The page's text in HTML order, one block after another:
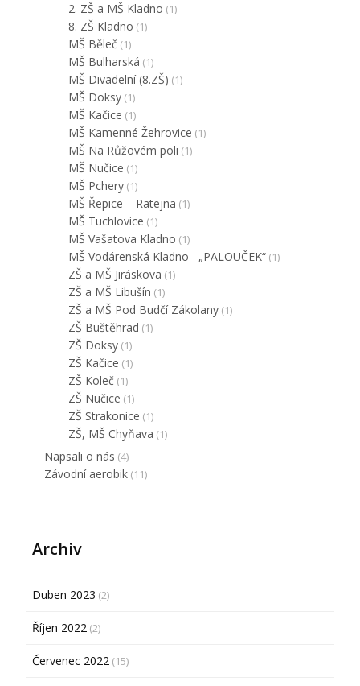
2. ZŠ a MŠ Kladno (1)
8. ZŠ Kladno (1)
MŠ Běleč (1)
MŠ Bulharská (1)
MŠ Divadelní (8.ZŠ) (1)
MŠ Doksy (1)
MŠ Kačice (1)
MŠ Kamenné Žehrovice (1)
MŠ Na Růžovém poli (1)
MŠ Nučice (1)
MŠ Pchery (1)
MŠ Řepice – Ratejna (1)
MŠ Tuchlovice (1)
MŠ Vašatova Kladno (1)
MŠ Vodárenská Kladno– „PALOUČEK“ (1)
ZŠ a MŠ Jiráskova (1)
ZŠ a MŠ Libušín (1)
ZŠ a MŠ Pod Budčí Zákolany (1)
ZŠ Buštěhrad (1)
ZŠ Doksy (1)
ZŠ Kačice (1)
ZŠ Koleč (1)
ZŠ Nučice (1)
ZŠ Strakonice (1)
ZŠ, MŠ Chyňava (1)
Napsali o nás (4)
Závodní aerobik (11)
Archiv
Duben 2023 (2)
Říjen 2022 (2)
Červenec 2022 (15)